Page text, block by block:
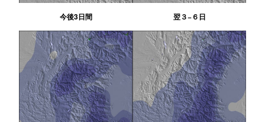
今後3日間 翌３−６日